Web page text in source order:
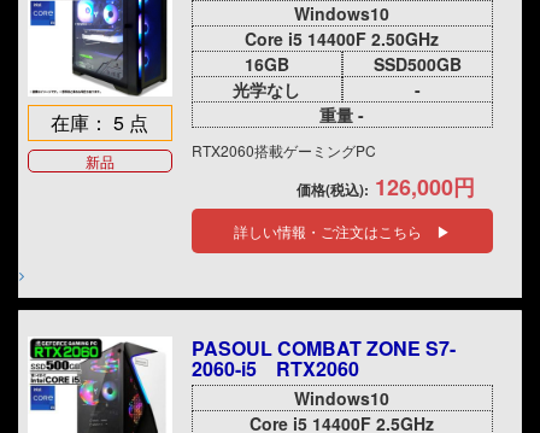
在庫： 5 点
新品
Windows10
Core i5 14400F 2.50GHz
16GB
SSD500GB
光学なし
-
重量 -
RTX2060搭載ゲーミングPC
価格(税込): 126,000円
詳しい情報・ご注文はこちら ▶
PASOUL COMBAT ZONE S7-
2060-i5 RTX2060
Windows10
Core i5 14400F 2.5GHz